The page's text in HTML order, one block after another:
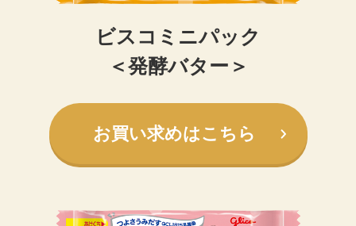
ビスコミニパック
＜発酵バター＞
お買い求めはこちら